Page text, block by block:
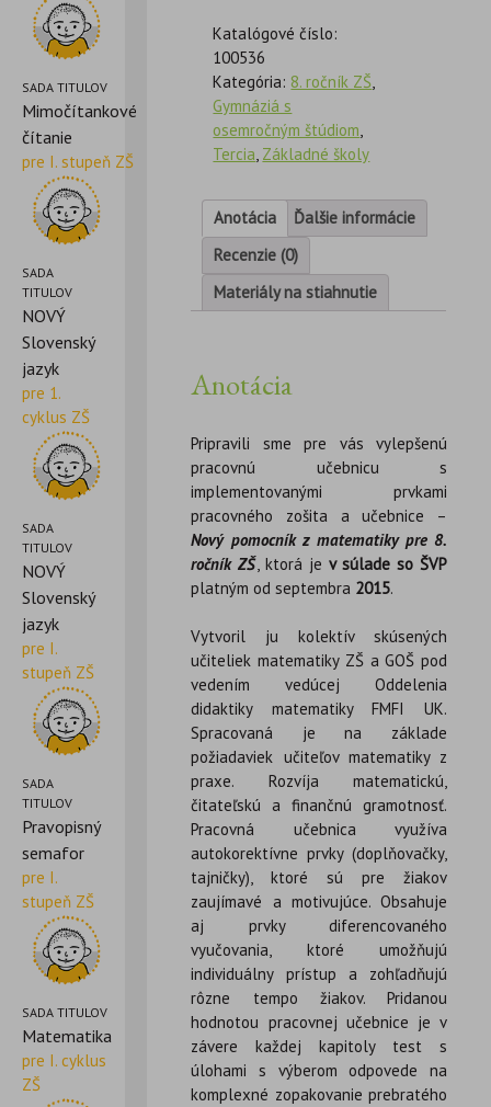
SADA TITULOV
Mimočítankové
čítanie
pre I. stupeň ZŠ
SADA
TITULOV
NOVÝ
Slovenský
jazyk
pre 1.
cyklus ZŠ
SADA
TITULOV
NOVÝ
Slovenský
jazyk
pre I.
stupeň ZŠ
SADA
TITULOV
Pravopisný
semafor
pre I.
stupeň ZŠ
SADA TITULOV
Matematika
pre I. cyklus
ZŠ
Katalógové číslo:
100536
Kategória: 8. ročník ZŠ,
Gymnáziá s
osemročným štúdiom,
Tercia, Základné školy
Anotácia
Ďalšie informácie
Recenzie (0)
Materiály na stiahnutie
Anotácia
Pripravili sme pre vás vylepšenú
pracovnú učebnicu s
implementovanými prvkami
pracovného zošita a učebnice –
Nový pomocník z matematiky pre 8.
ročník ZŠ, ktorá je v súlade so ŠVP
platným od septembra 2015.
Vytvoril ju kolektív skúsených
učiteliek matematiky ZŠ a GOŠ pod
vedením vedúcej Oddelenia
didaktiky matematiky FMFI UK.
Spracovaná je na základe
požiadaviek učiteľov matematiky z
praxe. Rozvíja matematickú,
čitateľskú a finančnú gramotnosť.
Pracovná učebnica využíva
autokorektívne prvky (doplňovačky,
tajničky), ktoré sú pre žiakov
zaujímavé a motivujúce. Obsahuje
aj prvky diferencovaného
vyučovania, ktoré umožňujú
individuálny prístup a zohľadňujú
rôzne tempo žiakov. Pridanou
hodnotou pracovnej učebnice je v
závere každej kapitoly test s
úlohami s výberom odpovede na
komplexné zopakovanie prebratého